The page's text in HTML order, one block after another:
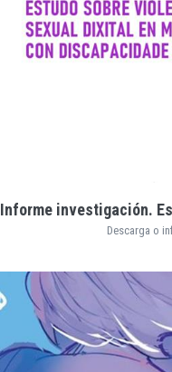
Descarga o